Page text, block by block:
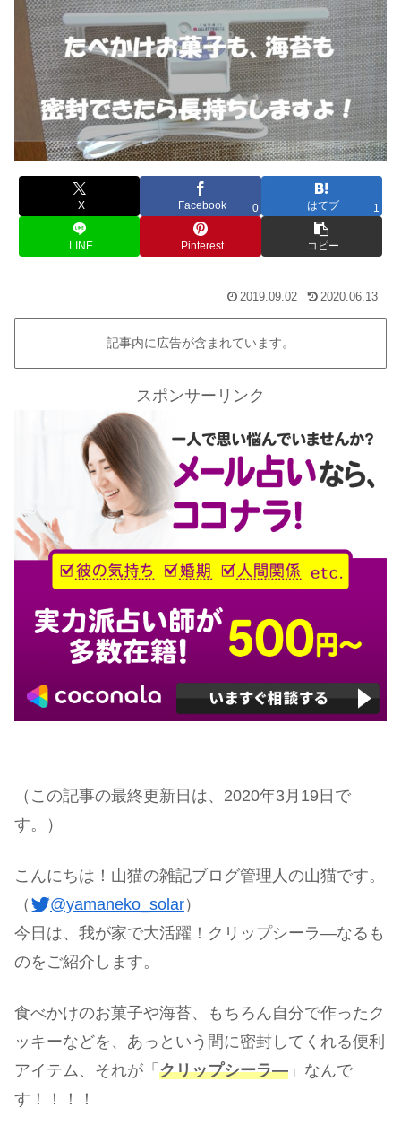
X Facebook 0 はてブ 1
LINE Pinterest コピー
2019.09.02 2020.06.13
記事内に広告が含まれています。
スポンサーリンク
（この記事の最終更新日は、2020年3月19日で
す。）
こんにちは！山猫の雑記ブログ管理人の山猫です。
（
@yamaneko_solar）
今日は、我が家で大活躍！クリップシーラ―なるも
のをご紹介します。
食べかけのお菓子や海苔、もちろん自分で作ったク
ッキーなどを、あっという間に密封してくれる便利
アイテム、それが「 クリップシーラ― 」なんで
す！！！！